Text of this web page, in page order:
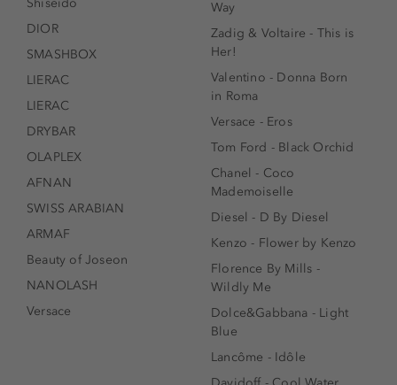
DIOR
SMASHBOX
LIERAC
LIERAC
DRYBAR
OLAPLEX
AFNAN
SWISS ARABIAN
ARMAF
Beauty of Joseon
NANOLASH
Versace
Way
Zadig & Voltaire - This is
Her!
Valentino - Donna Born
in Roma
Versace - Eros
Tom Ford - Black Orchid
Chanel - Coco
Mademoiselle
Diesel - D By Diesel
Kenzo - Flower by Kenzo
Florence By Mills -
Wildly Me
Dolce&Gabbana - Light
Blue
Lancôme - Idôle